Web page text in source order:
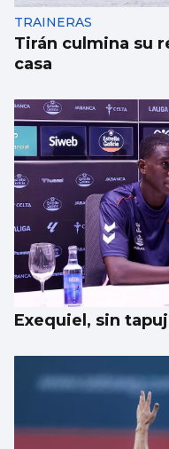
TRAINERAS
Tirán culmina su
casa
Exequiel, sin